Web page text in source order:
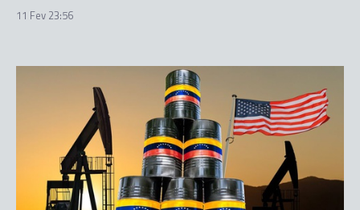
11 Fev 23:56